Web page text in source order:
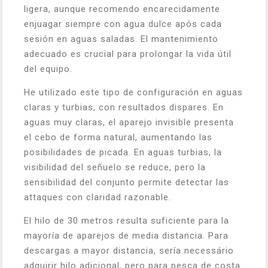
ligera, aunque recomendo encarecidamente
enjuagar siempre con agua dulce após cada
sesión en aguas saladas. El mantenimiento
adecuado es crucial para prolongar la vida útil
del equipo.
He utilizado este tipo de configuración en aguas
claras y turbias, con resultados dispares. En
aguas muy claras, el aparejo invisible presenta
el cebo de forma natural, aumentando las
posibilidades de picada. En aguas turbias, la
visibilidad del señuelo se reduce, pero la
sensibilidad del conjunto permite detectar las
attaques con claridad razonable.
El hilo de 30 metros resulta suficiente para la
mayoría de aparejos de media distancia. Para
descargas a mayor distancia, sería necessário
adquirir hilo adicional, pero para pesca de costa